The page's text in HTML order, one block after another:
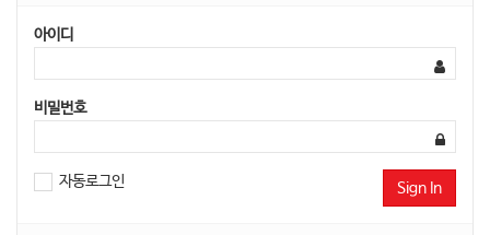
아이디
비밀번호
자동로그인 Sign In